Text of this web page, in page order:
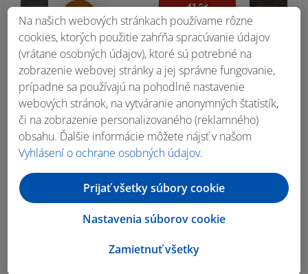
41.98
34.99€
Obsah bočného panela
Na našich webových stránkach používame rôzne
cookies, ktorých použitie zahŕňa spracúvanie údajov
(vrátane osobných údajov), ktoré sú potrebné na
zobrazenie webovej stránky a jej správne fungovanie,
prípadne sa používajú na pohodlné nastavenie
webových stránok, na vytváranie anonymných štatistík,
či na zobrazenie personalizovaného (reklamného)
obsahu. Ďalšie informácie môžete nájsť v našom
Vyhlásení o ochrane osobných údajov.
Zamietnuť všetky
Nastavenia súborov cookie
Prijať všetky súbory cookie